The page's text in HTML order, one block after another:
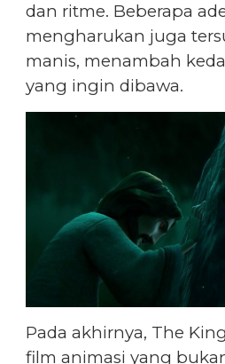
dan ritme. Beberapa
mengharukan juga
manis, menambah
yang ingin dibawa.
Pada akhirnya, The
film animasi yang